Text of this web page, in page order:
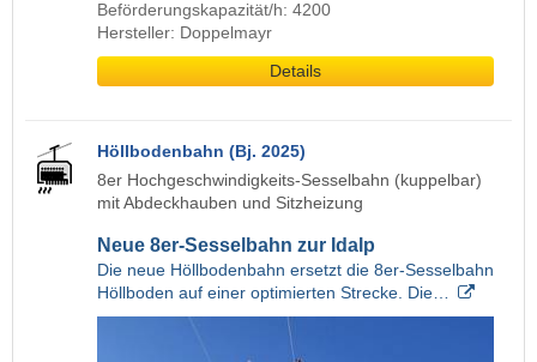
Beförderungskapazität/h: 4200
Hersteller: Doppelmayr
Details
Höllbodenbahn (Bj. 2025)
8er Hochgeschwindigkeits-Sesselbahn (kuppelbar)
mit Abdeckhauben und Sitzheizung
Neue 8er-Sesselbahn zur Idalp
Die neue Höllbodenbahn ersetzt die 8er-Sesselbahn
Höllboden auf einer optimierten Strecke. Die…